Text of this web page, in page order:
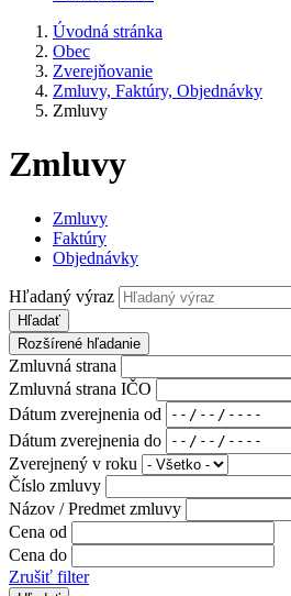
Úvodná stránka
Obec
Zverejňovanie
Zmluvy, Faktúry, Objednávky
Zmluvy
Zmluvy
Zmluvy
Faktúry
Objednávky
Hľadaný výraz
Hľadať
Rozšírené hľadanie
Zmluvná strana
Zmluvná strana IČO
Dátum zverejnenia od
Dátum zverejnenia do
Zverejnený v roku
Číslo zmluvy
Názov / Predmet zmluvy
Cena od
Cena do
Zrušiť filter